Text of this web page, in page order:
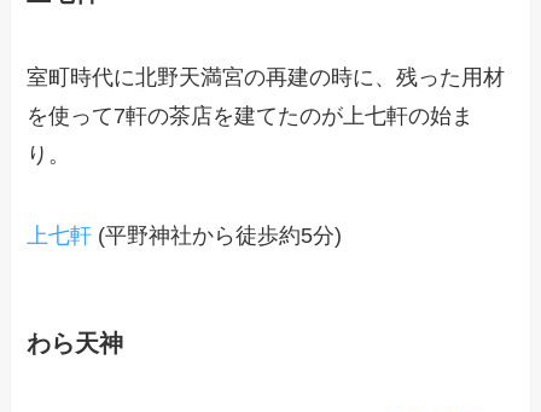
室町時代に北野天満宮の再建の時に、残った用材
を使って7軒の茶店を建てたのが上七軒の始ま
り。
上七軒 (平野神社から徒歩約5分)
わら天神